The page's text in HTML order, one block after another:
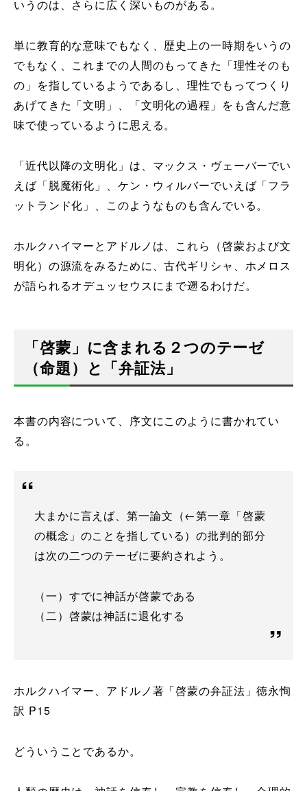
いうのは、さらに広く深いものがある。
単に教育的な意味でもなく、歴史上の一時期をいうの
でもなく、これまでの人間のもってきた「理性そのも
の」を指しているようであるし、理性でもってつくり
あげてきた「文明」、「文明化の過程」をも含んだ意
味で使っているように思える。
「近代以降の文明化」は、マックス・ヴェーバーでい
えば「脱魔術化」、ケン・ウィルバーでいえば「フラ
ットランド化」、このようなものも含んでいる。
ホルクハイマーとアドルノは、これら（啓蒙および文
明化）の源流をみるために、古代ギリシャ、ホメロス
が語られるオデュッセウスにまで遡るわけだ。
「啓蒙」に含まれる２つのテーゼ
（命題）と「弁証法」
本書の内容について、序文にこのように書かれてい
る。
大まかに言えば、第一論文（←第一章「啓蒙
の概念」のことを指している）の批判的部分
は次の二つのテーゼに要約されよう。
（一）すでに神話が啓蒙である
（二）啓蒙は神話に退化する
ホルクハイマー、アドルノ著「啓蒙の弁証法」徳永恂
訳 P15
どういうことであるか。